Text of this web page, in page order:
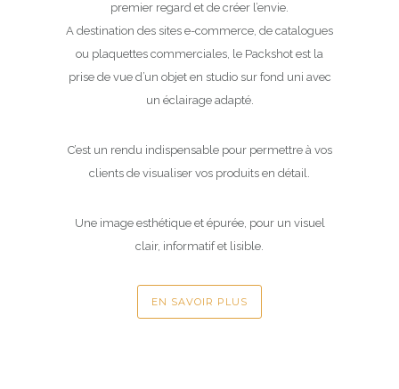
premier regard et de créer l’envie.
A destination des sites e-commerce, de catalogues
ou plaquettes commerciales, le Packshot est la
prise de vue d’un objet en studio sur fond uni avec
un éclairage adapté.
C’est un rendu indispensable pour permettre à vos
clients de visualiser vos produits en détail.
Une image esthétique et épurée, pour un visuel
clair, informatif et lisible.
EN SAVOIR PLUS